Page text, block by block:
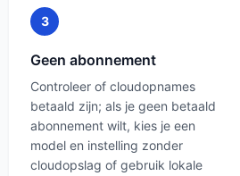
3
Geen abonnement
Controleer of cloudopnames
betaald zijn; als je geen betaald
abonnement wilt, kies je een
model en instelling zonder
cloudopslag of gebruik lokale